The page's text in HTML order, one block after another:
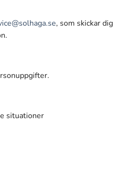
, som skickar
situationer